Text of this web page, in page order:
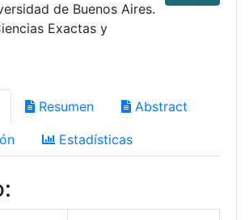
de Buenos Aires.
Exactas y
Resumen Abstract
Estadísticas